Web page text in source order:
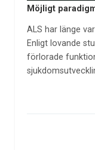
Möjligt
ALS har länge
Enligt lovande
förlorade